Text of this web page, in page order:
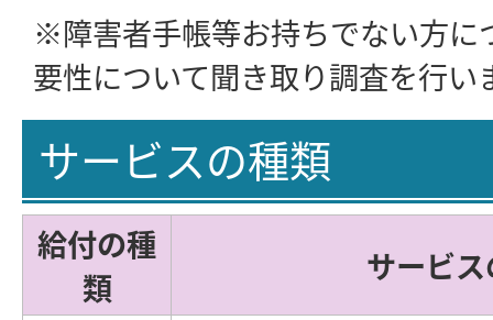
※障害者手帳等お持ちでない方に
要性について聞き取り調査を行い
サービスの種類
給付の種
類
サービ